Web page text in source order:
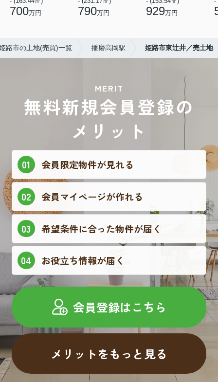
700万円 790万円 929万円
路市の土地(売買)一覧 播磨高岡駅 姫路市東辻井／売土地
MERIT
無料新規会員登録の
メリット
会員限定物件が見れる
会員マイページが作れる
希望条件に合った物件が届く
お役立ち情報が届く
会員登録はこちら
メリットをもっと見る